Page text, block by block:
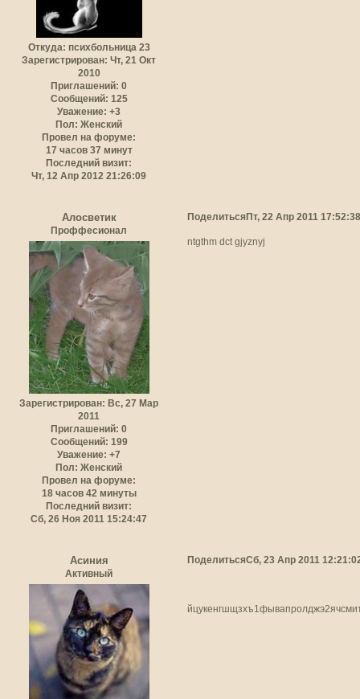
Откуда: психбольница 23
Зарегистрирован: Чт, 21 Окт
2010
Приглашений: 0
Сообщений: 125
Уважение: +3
Пол: Женский
Провел на форуме:
17 часов 37 минут
Последний визит:
Чт, 12 Апр 2012 21:26:09
ПоделитьсяПт, 22 Апр 2011 17:52:38
Алосветик
Проффесионал
Зарегистрирован: Вс, 27 Мар
2011
Приглашений: 0
Сообщений: 199
Уважение: +7
Пол: Женский
Провел на форуме:
18 часов 42 минуты
Последний визит:
Сб, 26 Ноя 2011 15:24:47
ntgthm dct gjyznyj
ПоделитьсяСб, 23 Апр 2011
Асиния
Активный